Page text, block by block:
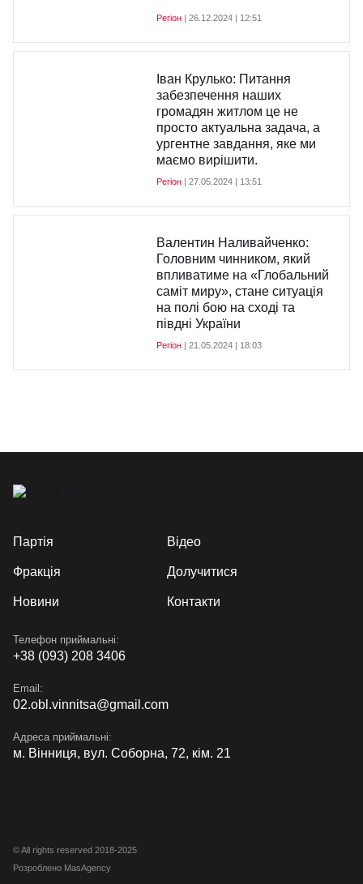
Регіон | 26.12.2024 | 12:51
Іван Крулько: Питання
забезпечення наших
громадян житлом це не
просто актуальна задача, а
ургентне завдання, яке ми
маємо вирішити.
Регіон | 27.05.2024 | 13:51
Валентин Наливайченко:
Головним чинником, який
впливатиме на «Глобальний
саміт миру», стане ситуація
на полі бою на сході та
півдні України
Регіон | 21.05.2024 | 18:03
Партія
Фракція
Новини
Відео
Долучитися
Контакти
Телефон приймальні:
+38 (093) 208 3406
Email:
02.obl.vinnitsa@gmail.com
Адреса приймальні:
м. Вінниця, вул. Соборна, 72, кім. 21
© All rights reserved 2018-2025
Розроблено MasAgency